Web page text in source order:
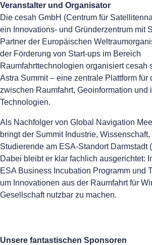
Veranstalter und Organisator
Die cesah GmbH (Centrum für
ein Innovations- und Gründerzentrum mit
Partner der Europäischen
der Förderung von Start-ups im Bereich
Raumfahrttechnologien organisiert cesah
Astra Summit – eine zentrale Plattform für
zwischen Raumfahrt, Geoinformation und
Technologien.
Als Nachfolger von Global Navigation
bringt der Summit Industrie, Wissenschaft,
Studierende am ESA-Standort Darmstadt
Dabei bleibt er klar fachlich ausgerichtet:
ESA Business Incubation Programm und
um Innovationen aus der Raumfahrt für
Gesellschaft nutzbar zu machen.
Unsere fantastischen Sponsoren